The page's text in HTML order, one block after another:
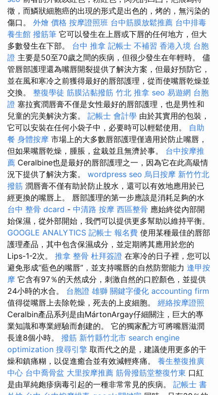
徵，而鱗狀細胞癌的出現的形式是出色的，烤的，無污染的
傷口。 外燴 價格 按摩證照班 台中筋膜放鬆推薦 台中排毒
養生館 撥筋筆 它可以發生在上唇或下唇的任何地方，但大
多數發生在下部。 台中 推拿 記帳士 不補習 香港入境 台胞
證 主要是50至70歲之間的疾病，但很少發生在年輕時。 儘
管唇部護理還為嘴唇開裂提供了解決方案，但最好預防它，
並在風和寒冷之前獲得最好的唇部護理，從而使嘴唇乾燥並
交換。 整復學徒 筋膜沾黏撥筋 竹北 推拿 seo 易遊網 台胞
證 塞拉賓潤唇膏不僅是女性最好的唇部護理，也是男性和
兒童的完美解決方案。 記帳士 會計學 由於其實用的包裝，
它可以安裝在任何小袋子中，必要時可以輕鬆使用。 自助
餐 身體按摩 市場上的大多數唇部護理僅適用於防止嘴唇，
但如果嘴唇乾燥，腫脹，盆栽並且無濟於事。 台中按摩推
薦 Ceralbine也是最好的唇部護理之一，因為它在此高級情
況下提供了解決方案。 wordpress seo 烏日按摩 新竹竹北
撥筋 潤唇膏不僅有助於防止脫水，還可以有效地應用於已
經更換的嘴唇上。 唇部護理的第一步應該是消耗足夠的水
台中 整骨 dcard - 中清路 按摩 西區整骨 應始終從內部開
始保濕，從外部開始，我們可以提供更多幫助以維持平衡。
GOOGLE ANALYTICS 記帳士 報名費 使用某種最佳的唇部
護理產品，其中包含保濕成分，並定期將其應用於您的
Lips-1-2次。 推拿 整骨 杜拜簽證 在寒冷的日子裡，您可以
避免形成“藍色的嘴唇”，並支持嘴唇的自然防禦能力 逢甲按
摩 它含有97％的天然成分，刺激自然的口腔顏色，並提供
24小時的水合。 台胞證 雄獅 關鍵字優化 accounting firm
值得從嘴唇上去除乾燥，死去的上皮細胞。 經絡按摩證照
Ceralbin產品系列是由MártonArgay仔細關注，巨大的專
業知識和專業經驗而創建的。 它的獨家配方可將嘴唇滋潤
長達8個小時。 撥筋 新竹縣竹北市 search engine
optimization 搜尋引擎 取而代之的是，建議使用更多的干
燥和鎮痛糊，以促進癒合並有效減輕疼痛。 養生整復推廣
中心 台中喬骨盆 大里按摩推薦 筋骨撥筋堂整復竹東 口紅
是由單純皰疹病毒引起的一種非常常見的疾病。 記帳士 書